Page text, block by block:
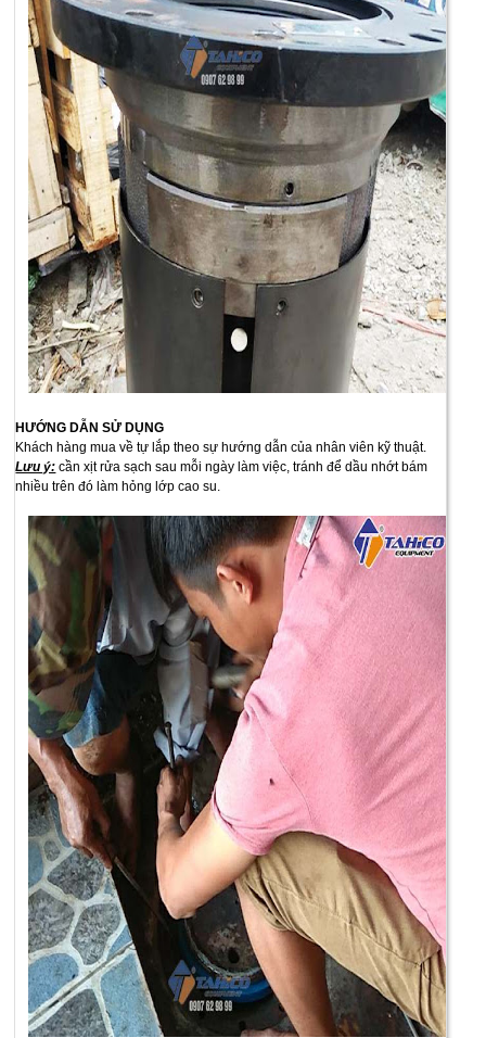
HƯỚNG DẪN SỬ DỤNG
Khách hàng mua về tự lắp theo sự hướng dẫn của nhân viên kỹ thuật.
Lưu ý: cần xịt rửa sạch sau mỗi ngày làm việc, tránh để dầu nhớt bám
nhiều trên đó làm hỏng lớp cao su.